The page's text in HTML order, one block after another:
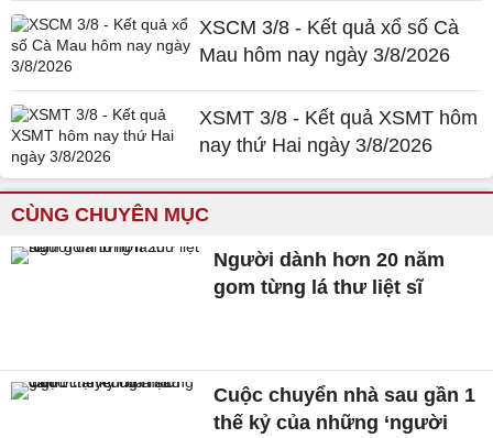
XSCM 3/8 - Kết quả xổ số Cà
Mau hôm nay ngày 3/8/2026
XSMT 3/8 - Kết quả XSMT hôm
nay thứ Hai ngày 3/8/2026
CÙNG CHUYÊN MỤC
Người dành hơn 20 năm
gom từng lá thư liệt sĩ
Cuộc chuyển nhà sau gần 1
thế kỷ của những ‘người